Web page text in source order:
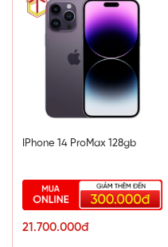
6 Nhân (x2 3.23
Blizzard)
Chip đồ họa (GPU)
Apple GPU (5 Nhân)
6GB
Bộ nhớ trong
IPhone 14 ProMax 128gb
21.700.000đ